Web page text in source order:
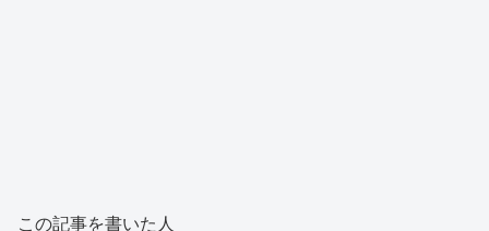
この記事を書いた人